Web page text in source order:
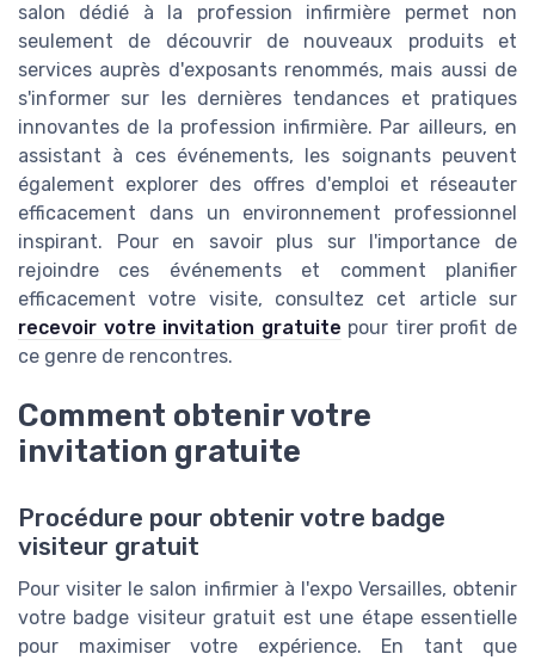
salon dédié à la profession infirmière permet non
seulement de découvrir de nouveaux produits et
services auprès d'exposants renommés, mais aussi de
s'informer sur les dernières tendances et pratiques
innovantes de la profession infirmière. Par ailleurs, en
assistant à ces événements, les soignants peuvent
également explorer des offres d'emploi et réseauter
efficacement dans un environnement professionnel
inspirant. Pour en savoir plus sur l'importance de
rejoindre ces événements et comment planifier
efficacement votre visite, consultez cet article sur
recevoir votre invitation gratuite pour tirer profit de
ce genre de rencontres.
Comment obtenir votre
invitation gratuite
Procédure pour obtenir votre badge
visiteur gratuit
Pour visiter le salon infirmier à l'expo Versailles, obtenir
votre badge visiteur gratuit est une étape essentielle
pour maximiser votre expérience. En tant que